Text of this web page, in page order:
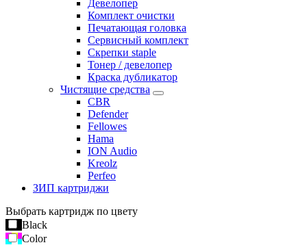
Девелопер
Комплект очистки
Печатающая головка
Сервисный комплект
Скрепки staple
Тонер / девелопер
Краска дубликатор
Чистящие средства
CBR
Defender
Fellowes
Hama
ION Audio
Kreolz
Perfeo
ЗИП картриджи
Выбрать картридж по цвету
Black
Color